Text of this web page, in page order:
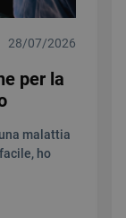
28/07/2026
per la
malattia
ho